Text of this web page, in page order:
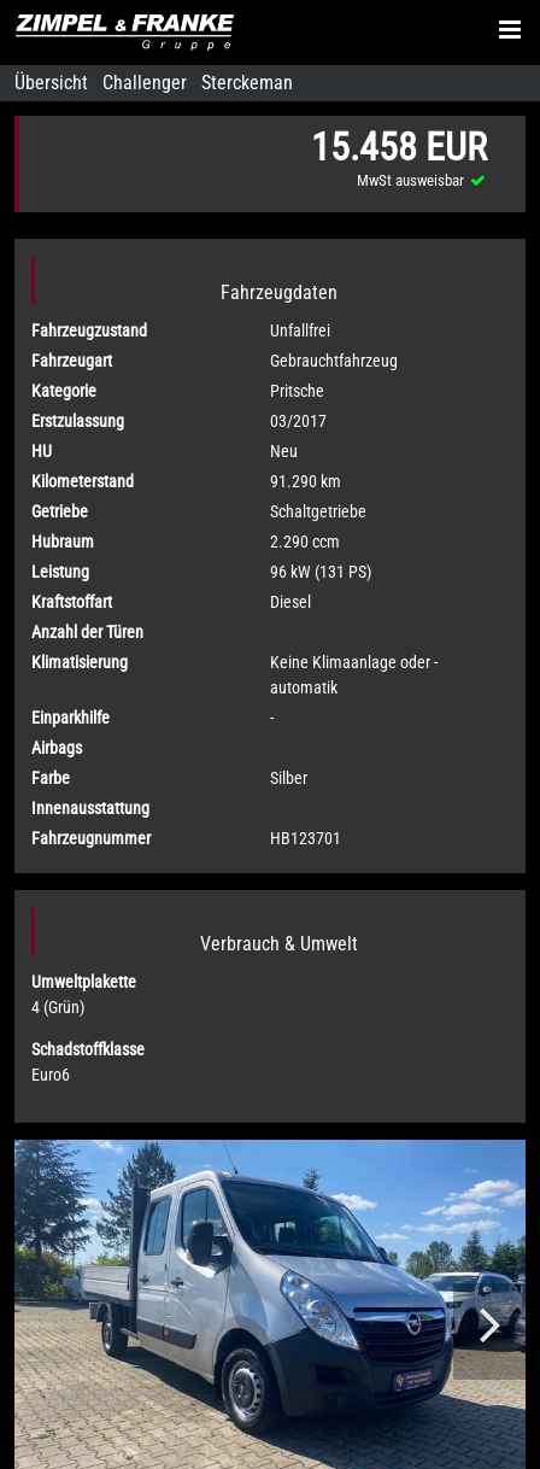
Übersicht Challenger Sterckeman
15.458 EUR
MwSt ausweisbar
Fahrzeugdaten
Fahrzeugzustand
Unfallfrei
Fahrzeugart
Gebrauchtfahrzeug
Kategorie
Pritsche
Erstzulassung
03/2017
HU
Neu
Kilometerstand
91.290 km
Getriebe
Schaltgetriebe
Hubraum
2.290 ccm
Leistung
96 kW (131 PS)
Kraftstoffart
Diesel
Anzahl der Türen
Klimatisierung
Keine Klimaanlage oder -
automatik
Einparkhilfe
-
Airbags
Farbe
Silber
Innenausstattung
Fahrzeugnummer
HB123701
Verbrauch & Umwelt
Umweltplakette
4 (Grün)
Schadstoffklasse
Euro6